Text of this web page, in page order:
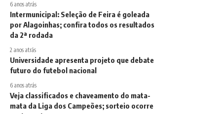
6 anos atrás
Intermunicipal: Seleção de Feira é goleada
por Alagoinhas; confira todos os resultados
da 2ª rodada
2 anos atrás
Universidade apresenta projeto que debate
futuro do futebol nacional
6 anos atrás
Veja classificados e chaveamento do mata-
mata da Liga dos Campeões; sorteio ocorre